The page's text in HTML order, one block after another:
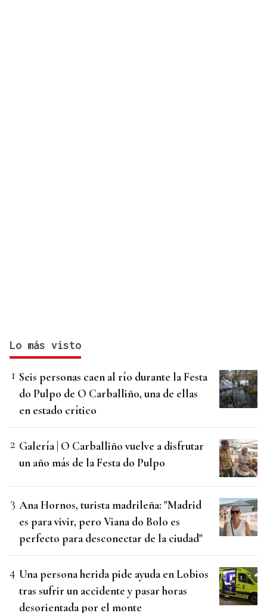
Lo más visto
Seis personas caen al río durante la Festa
do Pulpo de O Carballiño, una de ellas
en estado crítico
Galería | O Carballiño vuelve a disfrutar
un año más de la Festa do Pulpo
Ana Hornos, turista madrileña: "Madrid
es para vivir, pero Viana do Bolo es
perfecto para desconectar de la ciudad"
Una persona herida pide ayuda en Lobios
tras sufrir un accidente y pasar horas
desorientada por el monte